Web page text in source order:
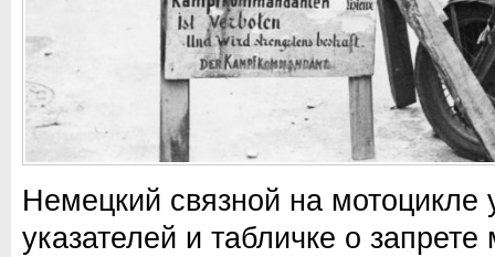
Немецкий связной на мотоцикле
указателей и табличке о